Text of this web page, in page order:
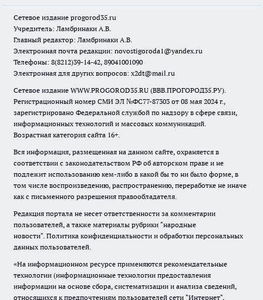
Сетевое издание progorod35.ru
Учредитель: Ламбринаки А.В.
Главный редактор: Ламбринаки А.В.
Электронная почта редакции: novostigoroda1@yandex.ru
Телефоны: 8(8212)39-14-42, 89041001090
Электронная для других вопросов: x2dt@mail.ru
Сетевое издание WWW.PROGOROD35.RU (ВВВ.ПРОГОРОД35.РУ).
Регистрационный номер СМИ ЭЛ №ФС77-87303 от 08 мая 2024 г.,
зарегистрировано Федеральной службой по надзору в сфере связи,
информационных технологий и массовых коммуникаций.
Возрастная категория сайта 16+.
Вся информация, размещенная на данном сайте, охраняется в
соответствии с законодательством РФ об авторском праве и не
подлежит использованию кем-либо в какой бы то ни было форме, в
том числе воспроизведению, распространению, переработке не иначе
как с письменного разрешения правообладателя.
Редакция портала не несет ответственности за комментарии
пользователей, а также материалы рубрики "народные
новости". Политика конфиденциальности и обработки персональных
данных пользователей.
«На информационном ресурсе применяются рекомендательные
технологии (информационные технологии предоставления
информации на основе сбора, систематизации и анализа сведений,
относящихся к предпочтениям пользователей сети "Интернет",